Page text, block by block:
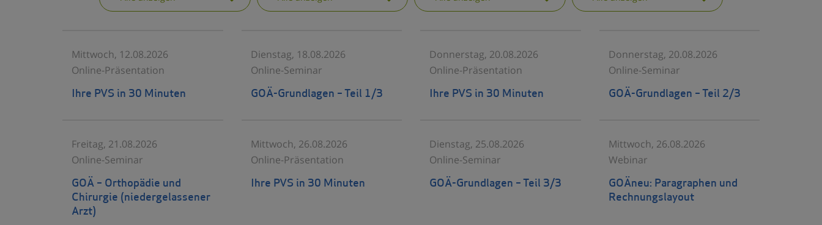
Mittwoch, 12.08.2026
Online-Präsentation
Ihre PVS in 30 Minuten
Dienstag, 18.08.2026
Online-Seminar
GOÄ-Grundlagen – Teil 1/3
Donnerstag, 20.08.2026
Online-Präsentation
Ihre PVS in 30 Minuten
Donnerstag, 20.08.2026
Online-Seminar
GOÄ-Grundlagen – Teil 2/3
Freitag, 21.08.2026
Online-Seminar
GOÄ – Orthopädie und
Chirurgie (niedergelassener
Arzt)
Mittwoch, 26.08.2026
Online-Präsentation
Ihre PVS in 30 Minuten
Dienstag, 25.08.2026
Online-Seminar
GOÄ-Grundlagen – Teil 3/3
Mittwoch, 26.08.2026
Webinar
GOÄneu: Paragraphen und
Rechnungslayout